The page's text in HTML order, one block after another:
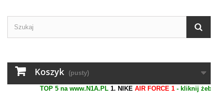
Koszyk (pusty)
TOP 5 na www.N1A.PL1. NIKEAIR FORCE 1- kliknij żeby